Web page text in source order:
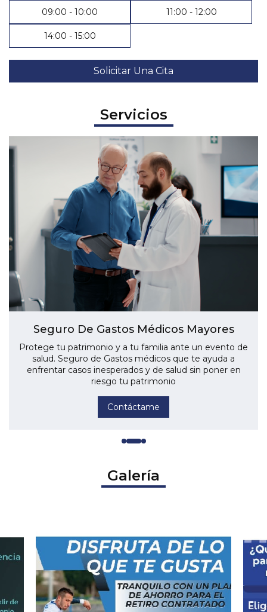
Sun Mon Tue Wed Thu Fri Sat
27 28
4 5 6
18 19 20
26 28
1 2 3 5
Today Clear
Close
09:00 - 10:00 11:00 - 12:00
14:00 - 15:00
Solicitar Una Cita
Servicios
Seguro De Gastos Médicos Mayores
Protege tu patrimonio y a tu familia ante un evento de
salud. Seguro de Gastos médicos que te ayuda a
enfrentar casos inesperados y de salud sin poner en
riesgo tu patrimonio
Contáctame
Galería